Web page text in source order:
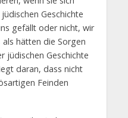
Geschichte
gefällt oder nicht, wir
hätten die Sorgen
jüdischen Geschichte
daran, dass nicht
Feinden